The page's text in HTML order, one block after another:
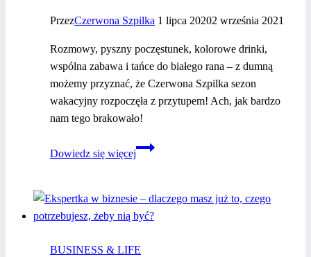
PrzezCzerwona Szpilka 1 lipca 20202 września 2021
Rozmowy, pyszny poczęstunek, kolorowe drinki,
wspólna zabawa i tańce do białego rana – z dumną
możemy przyznać, że Czerwona Szpilka sezon
wakacyjny rozpoczęła z przytupem! Ach, jak bardzo
nam tego brakowało!
Dowiedz się więcej
Wakacyjna
w czerwonych
szpilkach
tęskniłyśmy!!
BUSINESS & LIFE